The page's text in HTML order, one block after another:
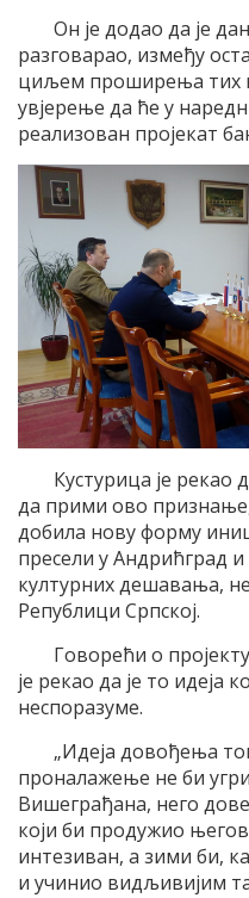
Он је додао да је
разговарао, између
циљем проширења тих
увјерење да ће у
реализован пројекат
Кустурица је рекао
да прими ово признање,
добила нову форму
пресели у Андрићград
културних дешавања,
Републици Српској.
Говорећи о
је рекао да је то идеја
неспоразуме.
„Идеја довођења
проналажење не би
Вишеграђана, него
који би продужио
интезиван, а зими би,
и учинио видљивијим